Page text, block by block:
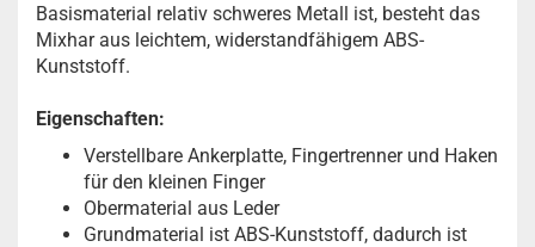
Basismaterial relativ schweres Metall ist, besteht das
Mixhar aus leichtem, widerstandfähigem ABS-
Kunststoff.
Eigenschaften:
Verstellbare Ankerplatte, Fingertrenner und Haken
für den kleinen Finger
Obermaterial aus Leder
Grundmaterial ist ABS-Kunststoff, dadurch ist